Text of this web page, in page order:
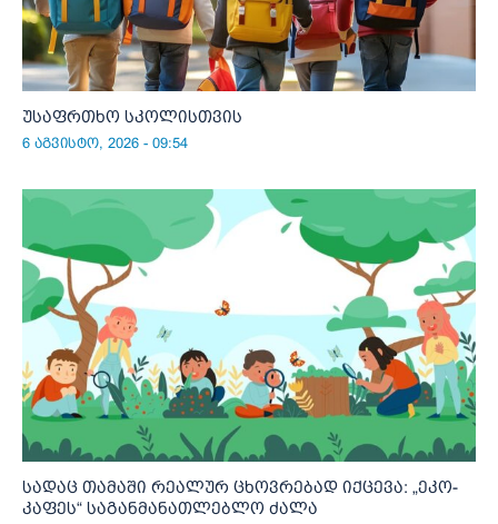
უსაფრთხო სკოლისთვის
6 აგვისტო, 2026 - 09:54
სადაც თამაში რეალურ ცხოვრებად იქცევა: „ეკო-
კაფეს“ საგანმანათლებლო ძალა